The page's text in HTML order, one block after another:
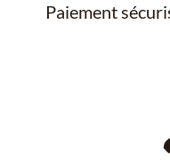
Paiement